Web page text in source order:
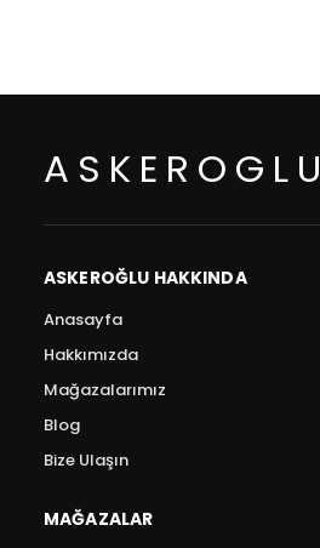
ASKEROGLU
ASKEROĞLU HAKKINDA
Anasayfa
Hakkımızda
Mağazalarımız
Blog
Bize Ulaşın
MAĞAZALAR